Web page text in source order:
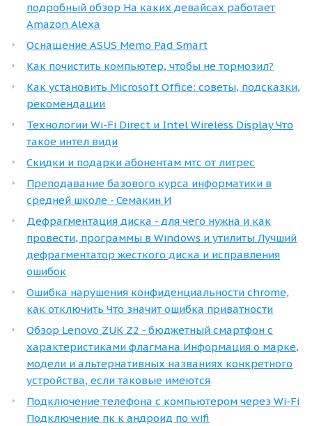
подробный обзор На каких девайсах работает
Amazon Alexa
Оснащение ASUS Memo Pad Smart
Как почистить компьютер, чтобы не тормозил?
Как установить Microsoft Office: советы, подсказки,
рекомендации
Технологии Wi-Fi Direct и Intel Wireless Display Что
такое интел види
Скидки и подарки абонентам мтс от литрес
Преподавание базового курса информатики в
средней школе - Семакин И
Дефрагментация диска - для чего нужна и как
провести, программы в Windows и утилиты Лучший
дефрагментатор жесткого диска и исправления
ошибок
Ошибка нарушения конфиденциальности chrome,
как отключить Что значит ошибка приватности
Обзор Lenovo ZUK Z2 - бюджетный смартфон с
характеристиками флагмана Информация о марке,
модели и альтернативных названиях конкретного
устройства, если таковые имеются
Подключение телефона с компьютером через Wi-Fi
Подключение пк к андроид по wifi